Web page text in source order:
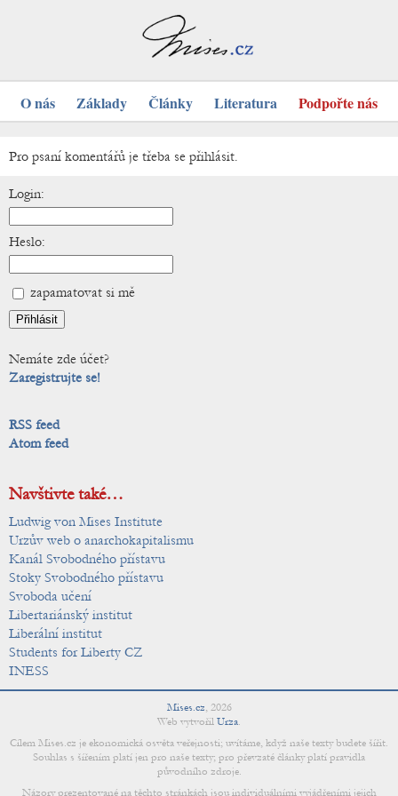
O nás Základy Články Literatura Podpořte nás
Pro psaní komentářů je třeba se přihlásit.
Login:
Heslo:
zapamatovat si mě
Nemáte zde účet?
Zaregistrujte se!
RSS feed
Atom feed
Navštivte také…
Ludwig von Mises Institute
Urzův web o anarchokapitalismu
Kanál Svobodného přístavu
Stoky Svobodného přístavu
Svoboda učení
Libertariánský institut
Liberální institut
Students for Liberty CZ
INESS
Mises.cz, 2026
Web vytvořil Urza.
Cílem Mises.cz je ekonomická osvěta veřejnosti; uvítáme, když naše texty budete šířit.
Souhlas s šířením platí jen pro naše texty; pro převzaté články platí pravidla
původního zdroje.
Názory prezentované na těchto stránkách jsou individuálními vyjádřeními jejich